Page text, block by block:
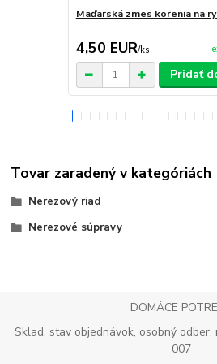
Maďarská zmes korenia na
4,50 EUR/ks
Pridať
Tovar zaradený v kategóriách
Nerezový riad
Nerezové súpravy
DOMÁCE
Sklad, stav objednávok, osobný
007